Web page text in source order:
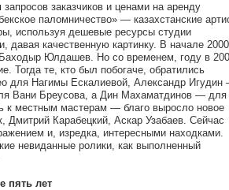
заказчиков и ценами на аренду
паломничество» — казахстанские
используя дешевые ресурсы студии
давая качественную картинку. В начале
Юлдашев. Но со временем, году в
Тогда те, кто был побогаче, обратились
для Нагимы Ескалиевой, Александр Игудин
Вани Бреусова, а Дин Махаматдинов — для
к местным мастерам — благо выросло новое
Дмитрий Карабецкий, Аскар Узабаев. Сейчас
и, изредка, интересными находками.
невиданные ролики, как выполненный
пять лет